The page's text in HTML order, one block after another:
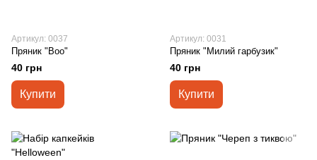
Артикул: 0037
Пряник "Boo"
40 грн
Купити
Артикул: 0031
Пряник "Милий гарбузик"
40 грн
Купити